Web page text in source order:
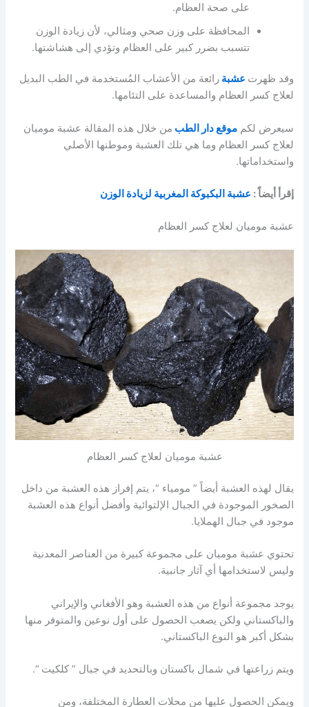
على صحة العظام.
المحافظة على وزن صحي ومثالي، لأن زيادة الوزن
تتسبب بضرر كبير على العظام وتؤدي إلى هشاشتها.
وقد ظهرت عشبة رائعة من الأعشاب المُستخدمة في الطب البديل
لعلاج كسر العظام والمساعدة على التئامها.
سيعرض لكمموقع دار الطب من خلال هذه المقالة عشبة موميان
لعلاج كسر العظام وما هي تلك العشبة وموطنها الأصلي
واستخداماتها.
إقرأ أيضاً : عشبة البكبوكة المغربية لزيادة الوزن
عشبة موميان لعلاج كسر العظام
عشبة موميان لعلاج كسر العظام
يقال لهذه العشبة أيضاً ” مومياء “، يتم إفراز هذه العشبة من داخل
الصخور الموجودة في الجبال الإلتوائية وأفضل أنواع هذه العشبة
موجود في جبال الهملايا.
تحتوي عشبة موميان على مجموعة كبيرة من العناصر المعدنية
وليس لاستخدامها أي آثار جانبية.
يوجد مجموعة أنواع من هذه العشبة وهو الأفغاني والإيراني
والباكستاني ولكن يصعب الحصول على أول نوعين والمتوفر منها
بشكل أكبر هو النوع الباكستاني.
ويتم زراعتها في شمال باكستان وبالتحديد في جبال ” كلكيت “.
ويمكن الحصول عليها من محلات العطارة المختلفة، ومن